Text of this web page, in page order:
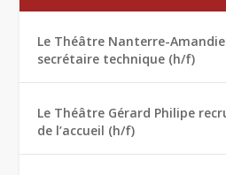
Le Théâtre Nanterre-
secrétaire technique (h/f)
Le Théâtre Gérard Philipe
de l’accueil (h/f)